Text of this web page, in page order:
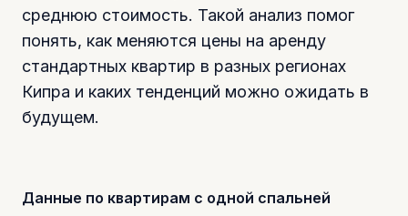
среднюю стоимость. Такой анализ помог
понять, как меняются цены на аренду
стандартных квартир в разных регионах
Кипра и каких тенденций можно ожидать в
будущем.
Данные по квартирам с одной спальней